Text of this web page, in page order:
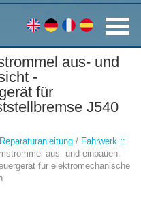
aus- und
-
für
J540
/ Fahrwerk ::
aus- und einbauen.
für elektromechanische